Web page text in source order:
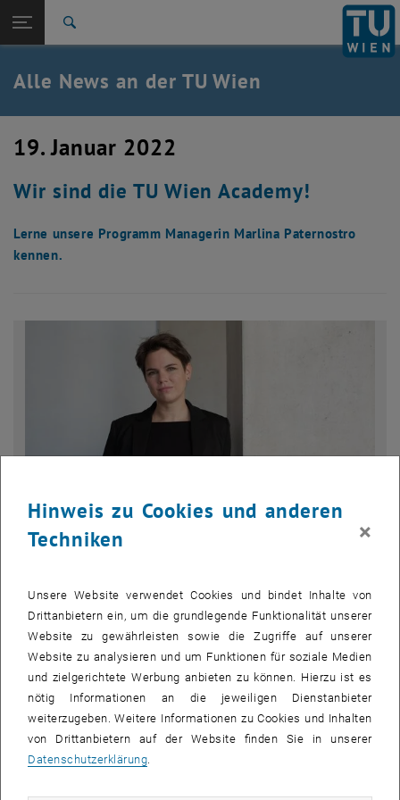
TU Login
Quicklinks
Quicklinks-Menü umschalten
Studium
Karriere
Zurück: Subseiten von TU Wien Startseite auflisten
Zurück zur letzten Ebene:
TU Wien Startseite
Übersicht
Alle News an der TU Wien
19. Januar 2022
Wir sind die TU Wien Academy!
Lerne unsere Programm Managerin Marlina Paternostro
kennen.
Warum arbeitest du hier?
Ich habe mich an der TU Wien bereits als Studentin sehr wohl
gefühlt und so war für mich klar, dass ich eines Tages hier arbeiten
möchte. Die Stelle an der ACE passte dann einfach perfekt zu den
Anforderungen, die auch ich damals an meinen Job gestellt habe.
Vor allem der Austausch mit den
Studierenden/Vortragenden/Kolleg_innen erfüllt mich.
Hinweis zu Cookies und anderen
Techniken
×
Unsere Website verwendet Cookies und bindet Inhalte von
Drittanbietern ein, um die grundlegende Funktionalität unserer
Website zu gewährleisten sowie die Zugriffe auf unserer
Website zu analysieren und um Funktionen für soziale Medien
und zielgerichtete Werbung anbieten zu können. Hierzu ist es
nötig Informationen an die jeweiligen Dienstanbieter
weiterzugeben. Weitere Informationen zu Cookies und Inhalten
von Drittanbietern auf der Website finden Sie in unserer
Datenschutzerklärung